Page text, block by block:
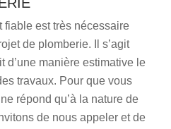
est très nécessaire
de plomberie. Il s’agit
d’une manière estimative le
travaux. Pour que vous
répond qu’à la nature de
de nous appeler et de